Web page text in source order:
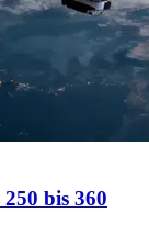
bis 360